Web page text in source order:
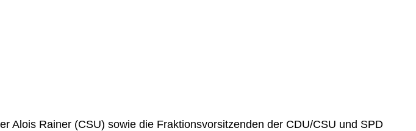
Alois Rainer (CSU) sowie die Fraktionsvorsitzenden der CDU/CSU und SPD